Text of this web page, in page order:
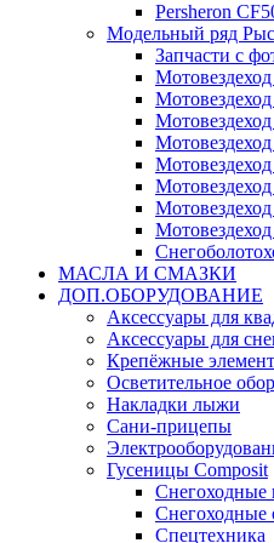
Persheron
Модельный ряд
Запчасти с
МАСЛА И СМАЗКИ
ДОП.ОБОРУДОВАНИЕ
Аксессуары для
Аксессуары для
Крепёжные
Осветительное
Накладки лыжи
Сани-прицепы
Гусеницы Composit
Снегоходные
Снегоходные
Спецтехника